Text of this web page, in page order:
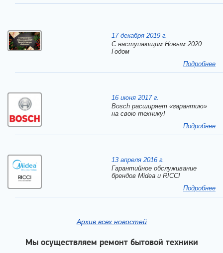
17 декабря 2019 г.
C наступающим Новым 2020
Годом
Подробнее
16 июня 2017 г.
Bosch расширяет «гарантию»
на свою технику!
Подробнее
13 апреля 2016 г.
Гарантийное обслуживание
брендов Midea и RICCI
Подробнее
Архив всех новостей
Мы осуществляем ремонт бытовой техники